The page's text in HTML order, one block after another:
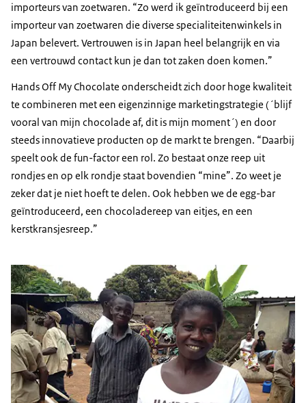
importeurs van zoetwaren. “Zo werd ik geïntroduceerd bij een
importeur van zoetwaren die diverse specialiteitenwinkels in
Japan belevert. Vertrouwen is in Japan heel belangrijk en via
een vertrouwd contact kun je dan tot zaken doen komen.”
Hands Off My Chocolate onderscheidt zich door hoge kwaliteit
te combineren met een eigenzinnige marketingstrategie (´blijf
vooral van mijn chocolade af, dit is mijn moment´) en door
steeds innovatieve producten op de markt te brengen. “Daarbij
speelt ook de fun-factor een rol. Zo bestaat onze reep uit
rondjes en op elk rondje staat bovendien “mine”. Zo weet je
zeker dat je niet hoeft te delen. Ook hebben we de egg-bar
geïntroduceerd, een chocoladereep van eitjes, en een
kerstkransjesreep.”